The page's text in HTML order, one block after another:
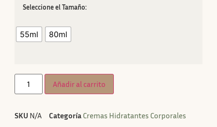
Tamaño
55ml 80ml
Añadir al carrito
SKU N/A Categoría Cremas Hidratantes Corporales